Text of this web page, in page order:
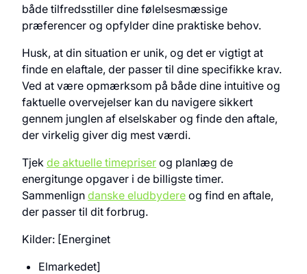
både tilfredsstiller dine følelsesmæssige
præferencer og opfylder dine praktiske behov.
Husk, at din situation er unik, og det er vigtigt at
finde en elaftale, der passer til dine specifikke krav.
Ved at være opmærksom på både dine intuitive og
faktuelle overvejelser kan du navigere sikkert
gennem junglen af elselskaber og finde den aftale,
der virkelig giver dig mest værdi.
Tjek de aktuelle timepriser og planlæg de
energitunge opgaver i de billigste timer.
Sammenlign danske eludbydere og find en aftale,
der passer til dit forbrug.
Kilder: [Energinet
Elmarkedet]